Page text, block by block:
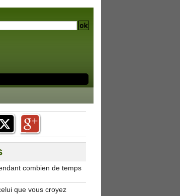
combien de temps
que vous croyez